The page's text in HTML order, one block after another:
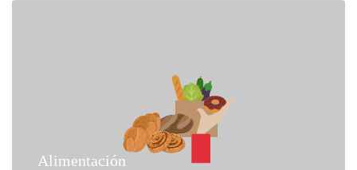
Alimentación